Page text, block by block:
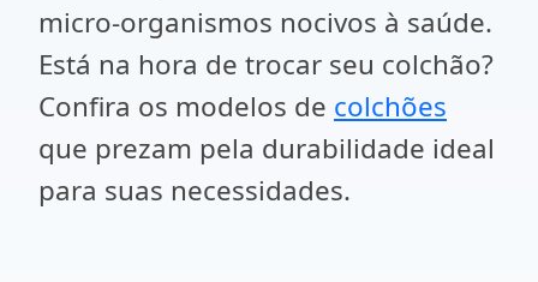
micro-organismos nocivos à saúde.
Está na hora de trocar seu colchão?
Confira os modelos de colchões
que prezam pela durabilidade ideal
para suas necessidades.